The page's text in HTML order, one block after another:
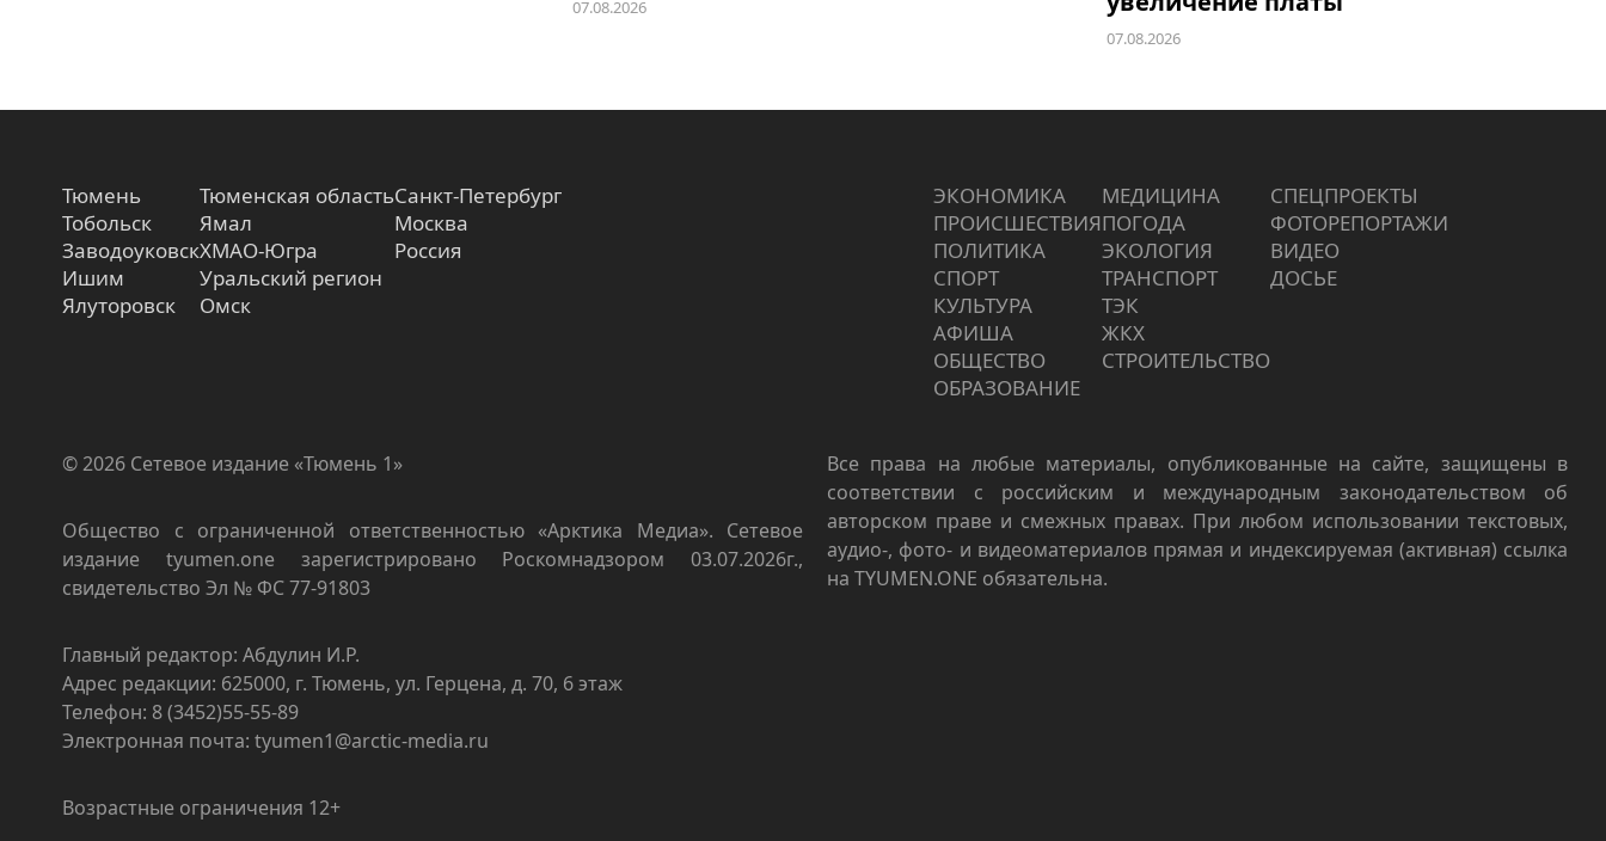
07.08.2026
07.08.2026
Тюмень
Тобольск
Заводоуковск
Ишим
Ялуторовск
Тюменская область
Ямал
ХМАО-Югра
Уральский регион
Омск
Санкт-Петербург
Москва
Россия
ЭКОНОМИКА
ПРОИCШЕСТВИЯ
ПОЛИТИКА
СПОРТ
КУЛЬТУРА
АФИША
ОБЩЕСТВО
ОБРАЗОВАНИЕ
МЕДИЦИНА
ПОГОДА
ЭКОЛОГИЯ
ТРАНСПОРТ
ТЭК
ЖКХ
СТРОИТЕЛЬСТВО
СПЕЦПРОЕКТЫ
ФОТОРЕПОРТАЖИ
ВИДЕО
ДОСЬЕ
© 2026 Сетевое издание «Тюмень 1»
Общество с ограниченной ответственностью «Арктика Медиа». Сетевое
издание tyumen.one зарегистрировано Роскомнадзором 03.07.2026г.,
свидетельство Эл № ФС 77-91803
Главный редактор: Абдулин И.Р.
Адрес редакции: 625000, г. Тюмень, ул. Герцена, д. 70, 6 этаж
Телефон: 8 (3452)55-55-89
Электронная почта: tyumen1@arctic-media.ru
Возрастные ограничения 12+
Все права на любые материалы, опубликованные на сайте, защищены в
соответствии с российским и международным законодательством об
авторском праве и смежных правах. При любом использовании текстовых,
аудио-, фото- и видеоматериалов прямая и индексируемая (активная) ссылка
на TYUMEN.ONE обязательна.